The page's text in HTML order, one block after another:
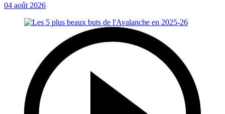
04 août 2026